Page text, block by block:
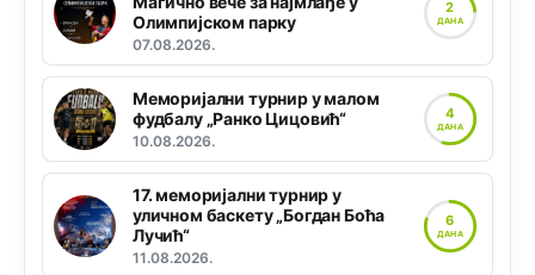
Олимпијском парку
07.08.2026.
2
ДАНА
Меморијални турнир у малом
фудбалу „Ранко Цицовић“
10.08.2026.
4
ДАНА
17. меморијални турнир у
уличном баскету „Богдан Боћа
Лучић“
11.08.2026.
6
ДАНА